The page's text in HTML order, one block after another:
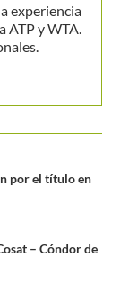
experiencia
ATP y WTA.
por el título en
– Cóndor de